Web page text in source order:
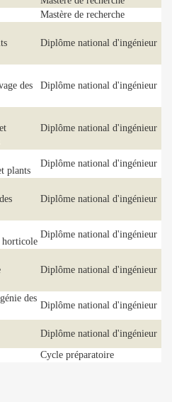
Mastère de recherche
Diplôme national d'ingénieur
des
Diplôme national d'ingénieur
Diplôme national d'ingénieur
plants
Diplôme national d'ingénieur
Diplôme national d'ingénieur
Diplôme national d'ingénieur
Diplôme national d'ingénieur
des
Diplôme national d'ingénieur
Diplôme national d'ingénieur
Cycle préparatoire